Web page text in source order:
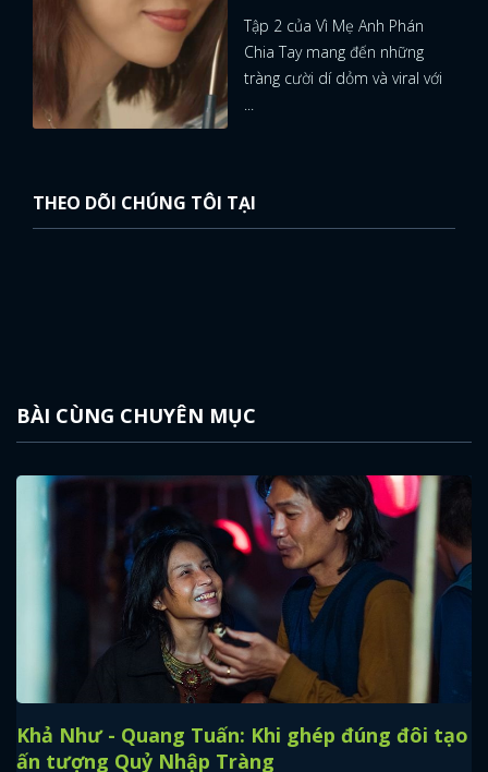
Tập 2 của Vì Mẹ Anh Phán
Chia Tay mang đến những
tràng cười dí dỏm và viral với
THEO DÕI CHÚNG TÔI TẠI
BÀI CÙNG CHUYÊN MỤC
Khả Như - Quang Tuấn: Khi ghép đúng đôi tạo
ấn tượng Quỷ Nhập Tràng